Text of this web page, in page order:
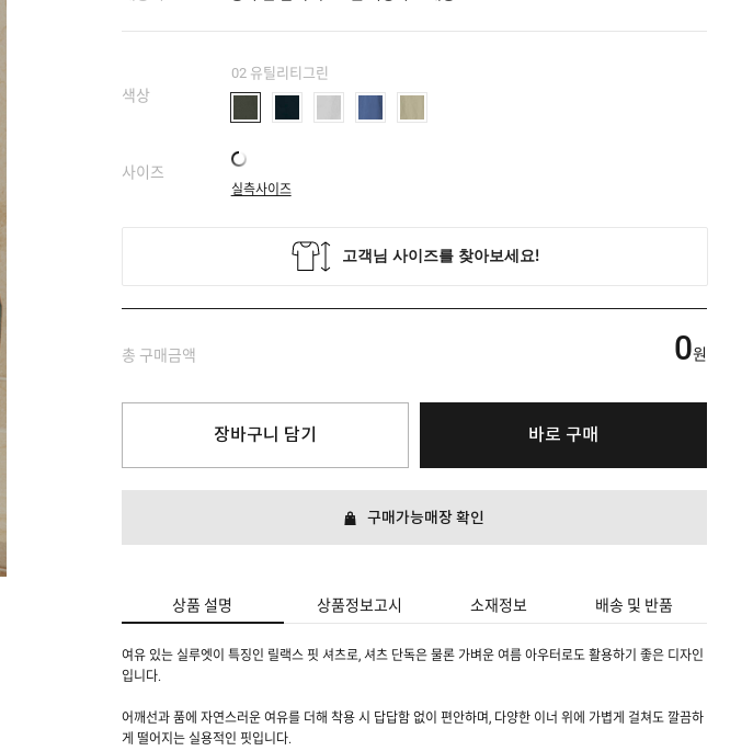
색상
02 유틸리티그린
사이즈
실측사이즈
총 구매금액 0원
장바구니 담기 바로 구매
구매가능매장 확인
상품 설명 상품정보고시 소재정보 배송 및 반품
여유 있는 실루엣이 특징인 릴랙스 핏 셔츠로, 셔츠 단독은 물론 가벼운 여름 아우터로도 활용하기 좋은 디자인
입니다.
어깨선과 품에 자연스러운 여유를 더해 착용 시 답답함 없이 편안하며, 다양한 이너 위에 가볍게 걸쳐도 깔끔하
게 떨어지는 실용적인 핏입니다.